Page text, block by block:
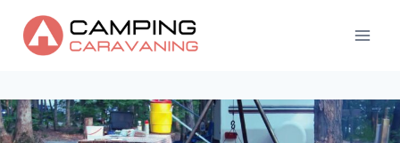
content